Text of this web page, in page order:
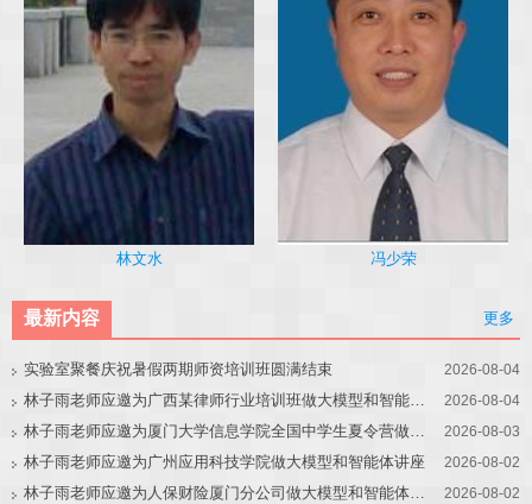
林文水 冯少荣
最新内容 更多
实验室聚餐庆祝暑假两期师资培训班圆满结束 2026-08-04
林子雨老师应邀为广西某律师行业培训班做大模型和智能体讲座 2026-08-04
林子雨老师应邀为厦门大学信息学院全国中学生夏令营做大模型讲座 2026-08-03
林子雨老师应邀为广州应用科技学院做大模型和智能体讲座 2026-08-02
林子雨老师应邀为人保财险厦门分公司做大模型和智能体讲座 2026-08-02